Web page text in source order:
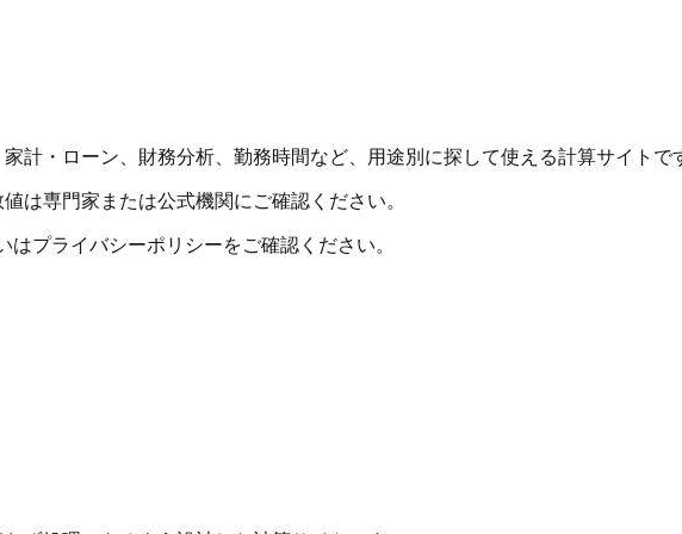
計・ローン、財務分析、勤務時間など、用途別に探して使える計算サイトで
は専門家または公式機関にご確認ください。
プライバシーポリシーをご確認ください。